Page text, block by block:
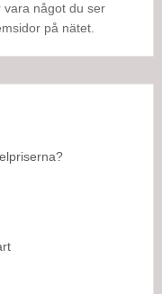
vara något du ser
på nätet.